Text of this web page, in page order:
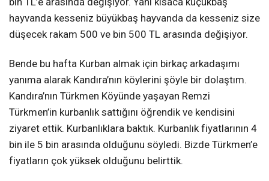
hayvanda kesseniz büyükbaş hayvanda da kesseniz size
düşecek rakam 500 ve bin 500 TL arasında değişiyor.
Bende bu hafta Kurban almak için birkaç arkadaşımı
yanıma alarak Kandıra’nın köylerini şöyle bir dolaştım.
Kandıra’nın Türkmen Köyünde yaşayan Remzi
Türkmen’in kurbanlık sattığını öğrendik ve kendisini
ziyaret ettik. Kurbanlıklara baktık. Kurbanlık fiyatlarının 4
bin ile 5 bin arasında olduğunu söyledi. Bizde Türkmen’e
fiyatların çok yüksek olduğunu belirttik.